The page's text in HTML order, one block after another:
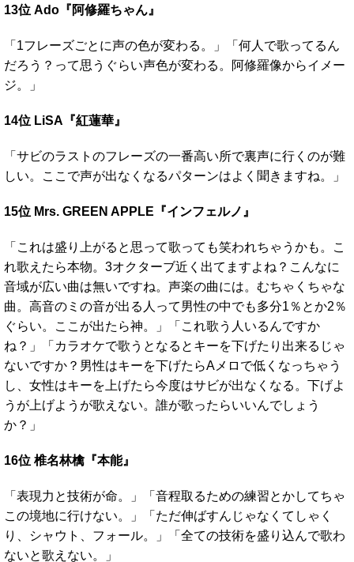
13位 Ado『阿修羅ちゃん』
「1フレーズごとに声の色が変わる。」「何人で歌ってるん
だろう？って思うぐらい声色が変わる。阿修羅像からイメー
ジ。」
14位 LiSA『紅蓮華』
「サビのラストのフレーズの一番高い所で裏声に行くのが難
しい。ここで声が出なくなるパターンはよく聞きますね。」
15位 Mrs. GREEN APPLE『インフェルノ』
「これは盛り上がると思って歌っても笑われちゃうかも。こ
れ歌えたら本物。3オクターブ近く出てますよね？こんなに
音域が広い曲は無いですね。声楽の曲には。むちゃくちゃな
曲。高音のミの音が出る人って男性の中でも多分1％とか2％
ぐらい。ここが出たら神。」「これ歌う人いるんですか
ね？」「カラオケで歌うとなるとキーを下げたり出来るじゃ
ないですか？男性はキーを下げたらAメロで低くなっちゃう
し、女性はキーを上げたら今度はサビが出なくなる。下げよ
うが上げようが歌えない。誰が歌ったらいいんでしょう
か？」
16位 椎名林檎『本能』
「表現力と技術が命。」「音程取るための練習とかしてちゃ
この境地に行けない。」「ただ伸ばすんじゃなくてしゃく
り、シャウト、フォール。」「全ての技術を盛り込んで歌わ
ないと歌えない。」